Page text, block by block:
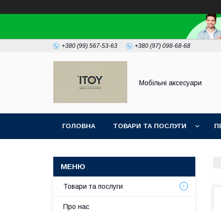
+380 (99) 567-53-63 +380 (97) 098-68-68
Мобільні аксесуари
ГОЛОВНА ТОВАРИ ТА ПОСЛУГИ
Товари та послуги
Про нас